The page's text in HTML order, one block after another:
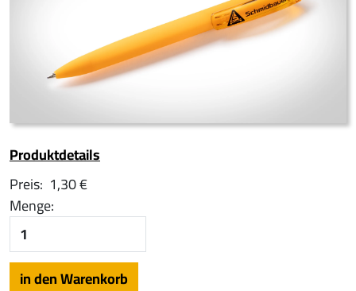
Produktdetails
Preis: 1,30 €
Menge: